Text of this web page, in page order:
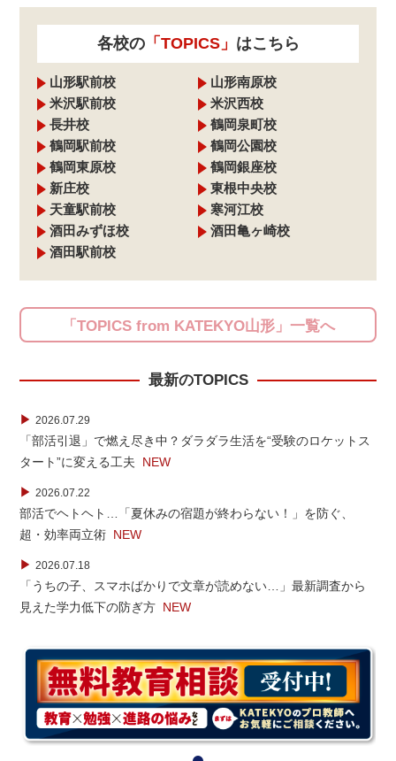
各校の「TOPICS」 はこちら
山形駅前校
山形南原校
米沢駅前校
米沢西校
長井校
鶴岡泉町校
鶴岡駅前校
鶴岡公園校
鶴岡東原校
鶴岡銀座校
新庄校
東根中央校
天童駅前校
寒河江校
酒田みずほ校
酒田亀ヶ崎校
酒田駅前校
「TOPICS from KATEKYO山形」一覧へ
最新のTOPICS
▶ 2026.07.29
「部活引退」で燃え尽き中？ダラダラ生活を“受験のロケットス
タート”に変える工夫 NEW
▶ 2026.07.22
部活でヘトヘト…「夏休みの宿題が終わらない！」を防ぐ、
超・効率両立術 NEW
▶ 2026.07.18
「うちの子、スマホばかりで文章が読めない…」最新調査から
見えた学力低下の防ぎ方 NEW